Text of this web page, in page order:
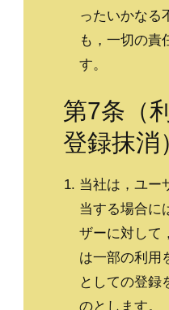
ったいかなる
も，一切の責
す。
第7条（
登録抹消
当社は，ユー
当する場合に
ザーに対して
は一部の利用
としての登録
のとします。